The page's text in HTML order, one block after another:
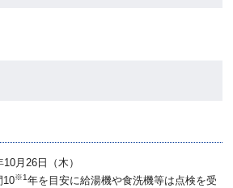
月26日（木）
10※1年を目安に給湯機や食洗機等は点検を受